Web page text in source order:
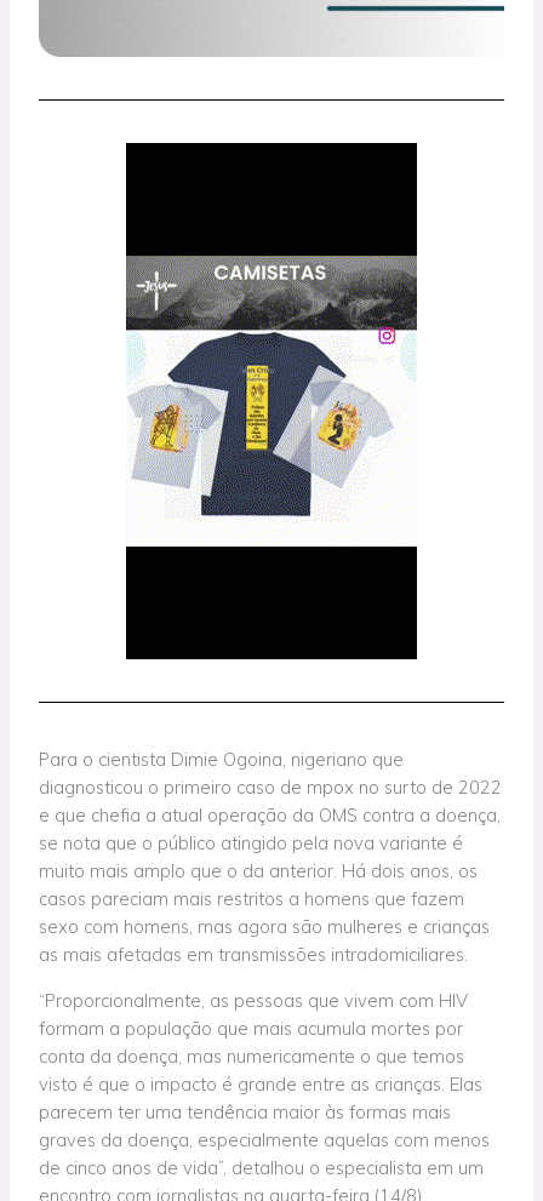
Para o cientista Dimie Ogoina, nigeriano que
diagnosticou o primeiro caso de mpox no surto de 2022
e que chefia a atual operação da OMS contra a doença,
se nota que o público atingido pela nova variante é
muito mais amplo que o da anterior. Há dois anos, os
casos pareciam mais restritos a homens que fazem
sexo com homens, mas agora são mulheres e crianças
as mais afetadas em transmissões intradomiciliares.
“Proporcionalmente, as pessoas que vivem com HIV
formam a população que mais acumula mortes por
conta da doença, mas numericamente o que temos
visto é que o impacto é grande entre as crianças. Elas
parecem ter uma tendência maior às formas mais
graves da doença, especialmente aquelas com menos
de cinco anos de vida”, detalhou o especialista em um
encontro com jornalistas na quarta-feira (14/8).